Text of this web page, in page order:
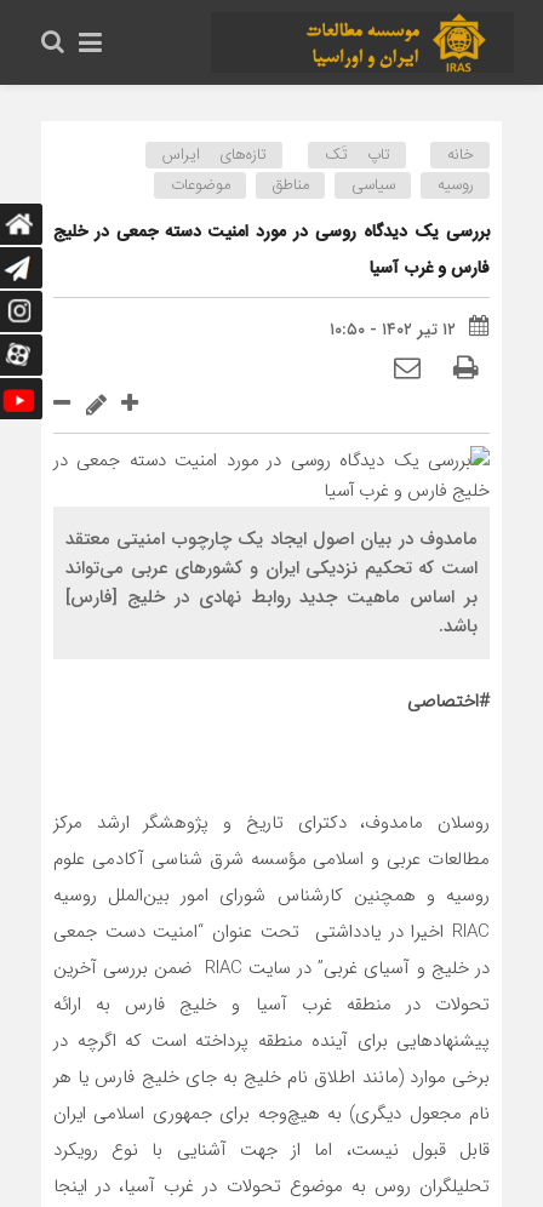
خانه تاپ تَک
تازه‌های ایراس
روسیه
سیاسی مناطق موضوعات
بررسی یک دیدگاه روسی در مورد امنیت دسته جمعی در خلیج
فارس و غرب آسیا
۱۲ تیر ۱۴۰۲ - ۱۰:۵۰
مامدوف در بیان اصول ایجاد یک چارچوب امنیتی معتقد
است که تحکیم نزدیکی ایران و کشورهای عربی می‌تواند
بر اساس ماهیت جدید روابط نهادی در خلیج [فارس]
باشد.
#اختصاصی
روسلان مامدوف، دکترای تاریخ و پژوهشگر ارشد مرکز
مطالعات عربی و اسلامی مؤسسه شرق شناسی آکادمی علوم
روسیه و همچنین کارشناس شورای امور بین‌الملل روسیه
RIAC اخیرا در یادداشتی تحت عنوان “امنیت دست جمعی
در خلیج و آسیای غربی” در سایت RIAC ضمن بررسی آخرین
تحولات در منطقه غرب آسیا و خلیج فارس به ارائه
پیشنهادهایی برای آینده منطقه پرداخته است که اگرچه در
برخی موارد (مانند اطلاق نام خلیج به جای خلیج فارس یا هر
نام مجعول دیگری) به هیچ‌وجه برای جمهوری اسلامی ایران
قابل قبول نیست، اما از جهت آشنایی با نوع رویکرد
تحلیلگران روس به موضوع تحولات در غرب آسیا، در اینجا